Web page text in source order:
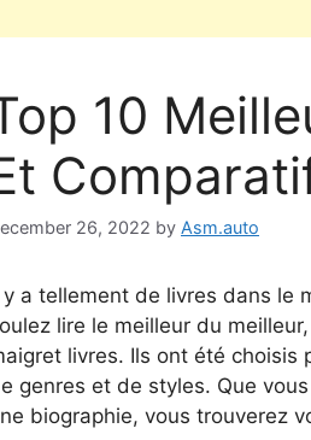
10
26, 2022 by Asm.auto
y a tellement de livres dans le
lire le meilleur du
livres. Ils ont été
genres et de styles. Que
biographie, vous trouverez